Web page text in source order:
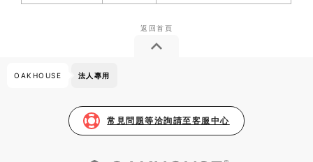
OAKHOUSE 法人專用
常見問題等洽詢請至客服中心